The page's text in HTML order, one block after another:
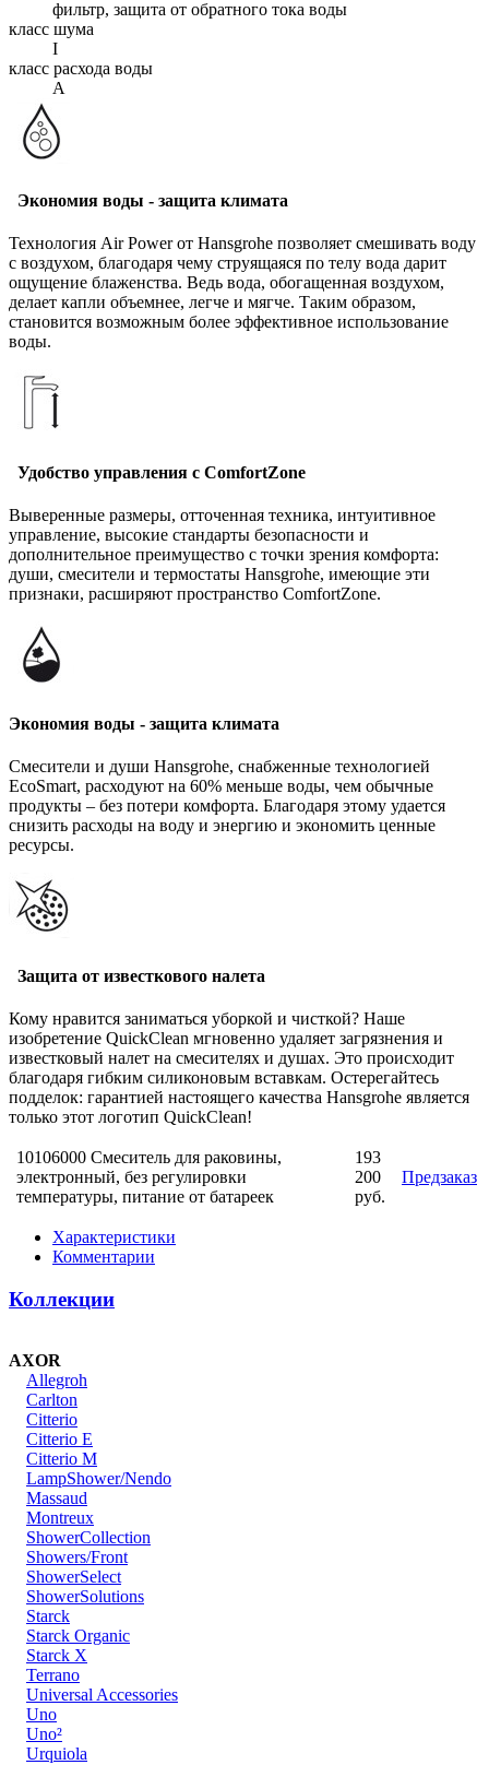
фильтр, защита от обратного тока воды
класс шума
I
класс расхода воды
A
Экономия воды - защита климата
Технология Air Power от Hansgrohe позволяет смешивать воду
с воздухом, благодаря чему струящаяся по телу вода дарит
ощущение блаженства. Ведь вода, обогащенная воздухом,
делает капли объемнее, легче и мягче. Таким образом,
становится возможным более эффективное использование
воды.
Удобство управления с ComfortZone
Выверенные размеры, отточенная техника, интуитивное
управление, высокие стандарты безопасности и
дополнительное преимущество с точки зрения комфорта:
души, смесители и термостаты Hansgrohe, имеющие эти
признаки, расширяют пространство ComfortZone.
Экономия воды - защита климата
Смесители и души Hansgrohe, снабженные технологией
EcoSmart, расходуют на 60% меньше воды, чем обычные
продукты – без потери комфорта. Благодаря этому удается
снизить расходы на воду и энергию и экономить ценные
ресурсы.
Защита от известкового налета
Кому нравится заниматься уборкой и чисткой? Наше
изобретение QuickClean мгновенно удаляет загрязнения и
известковый налет на смесителях и душах. Это происходит
благодаря гибким силиконовым вставкам. Остерегайтесь
подделок: гарантией настоящего качества Hansgrohe является
только этот логотип QuickClean!
10106000 Смеситель для раковины,
электронный, без регулировки
температуры, питание от батареек
193
200
руб.
Предзаказ
Характеристики
Комментарии
Коллекции
AXOR
Allegroh
Carlton
Citterio
Citterio E
Citterio M
LampShower/Nendo
Massaud
Montreux
ShowerCollection
Showers/Front
ShowerSelect
ShowerSolutions
Starck
Starck Organic
Starck X
Terrano
Universal Accessories
Uno
Uno²
Urquiola